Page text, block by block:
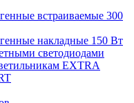
встраиваемые 300
накладные 150 Вт
светодиодами
EXTRA